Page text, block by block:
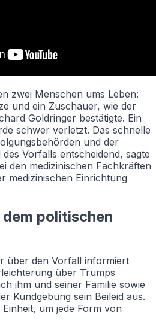
zwei Menschen ums Leben:
und ein Zuschauer, wie der
Goldringer bestätigte. Ein
schwer verletzt. Das schnelle
und der
Vorfalls entscheidend, sagte
den medizinischen Fachkräften
medizinischen Einrichtung
politischen
über den Vorfall informiert
über Trumps
ihm und seiner Familie sowie
Kundgebung sein Beileid aus.
um jede Form von